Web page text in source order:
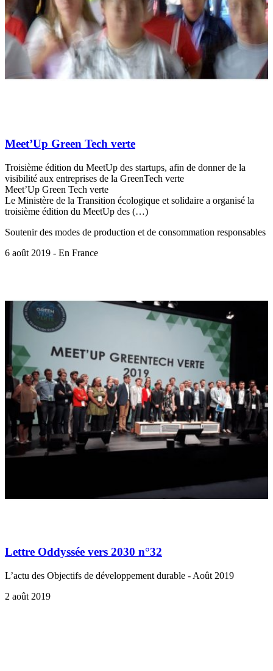
Meet’Up Green Tech verte
Troisième édition du MeetUp des startups, afin de donner de la
visibilité aux entreprises de la GreenTech verte
Meet’Up Green Tech verte
Le Ministère de la Transition écologique et solidaire a organisé la
troisième édition du MeetUp des (…)
Soutenir des modes de production et de consommation responsables
6 août 2019 - En France
Lettre Oddyssée vers 2030 n°32
L’actu des Objectifs de développement durable - Août 2019
2 août 2019